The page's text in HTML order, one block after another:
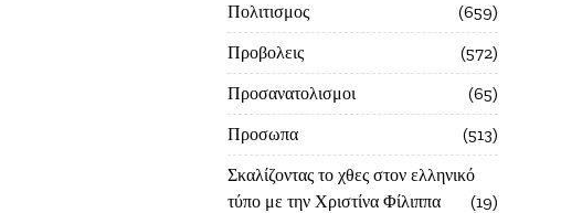
Πολιτισμος
659
Προβολεις
572
Προσανατολισμοι
65
Προσωπα
513
Σκαλίζοντας το χθες στον ελληνικό
τύπο με την Χριστίνα Φίλιππα
19